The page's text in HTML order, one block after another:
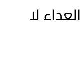
لا